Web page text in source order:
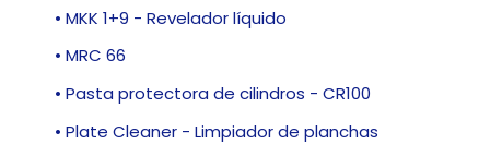
• MKK 1+9 - Revelador líquido
• MRC 66
• Pasta protectora de cilindros - CR100
• Plate Cleaner - Limpiador de planchas